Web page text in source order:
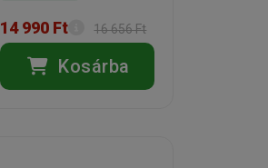
14 990 Ft 16 656 Ft
Kosárba